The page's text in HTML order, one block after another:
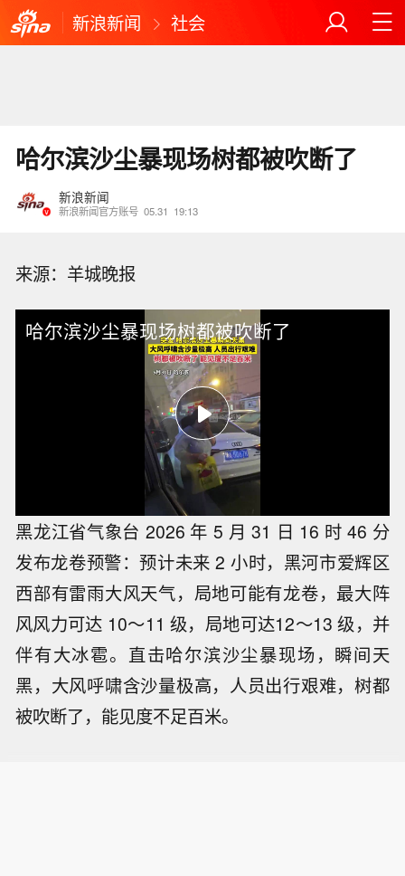
新浪新闻 社会
哈尔滨沙尘暴现场树都被吹断了
新浪新闻
新浪新闻官方账号 05.31 19:13
来源：羊城晚报
哈尔滨沙尘暴现场树都被吹断了
黑龙江省气象台 2026 年 5 月 31 日 16 时 46 分
发布龙卷预警：预计未来 2 小时，黑河市爱辉区
西部有雷雨大风天气，局地可能有龙卷，最大阵
风风力可达 10～11 级，局地可达12～13 级，并
伴有大冰雹。直击哈尔滨沙尘暴现场，瞬间天
黑，大风呼啸含沙量极高，人员出行艰难，树都
被吹断了，能见度不足百米。